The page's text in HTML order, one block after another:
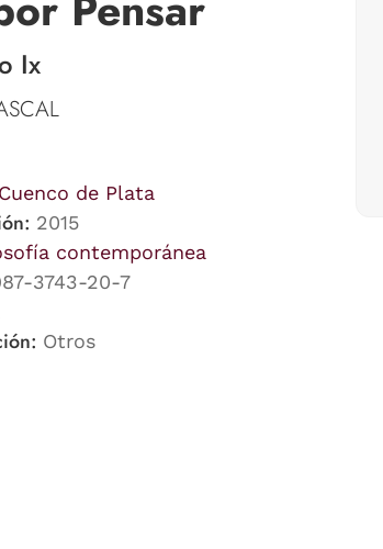
Ix
de Plata
2015
contemporánea
3743-20-7
Otros